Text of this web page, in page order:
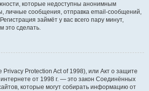
которые недоступны анонимным
личные сообщения, отправка email-сообщений,
займёт у вас всего пару минут,
это сделать.
Privacy Protection Act of 1998), или Акт о защите
от 1998 г. — это закон Соединённых
которые могут собирать информацию от